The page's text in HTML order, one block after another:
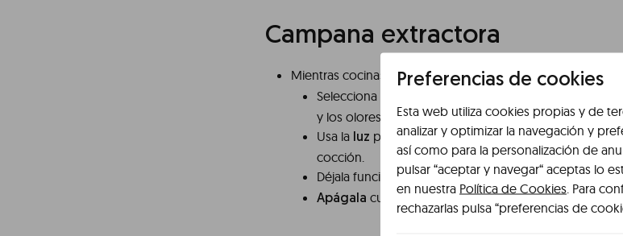
Campana extractora
Mientras cocinas, se recomiendaencender la campana
Selecciona la
y los olores.
Usa la luz pulsando el botón de labombillasi
cocción.
Déjala funcionar5–10 minutosdespués de cocinar
Apágala cuando el aire esté limpio.
Preferencias de cookies
Esta web utiliza cookies propias y de
analizar y optimizar la navegación y
así como para la personalización de
pulsar “aceptar y navegar“ aceptas lo
en nuestra Política de Cookies . Para
rechazarlas pulsa “preferencias de